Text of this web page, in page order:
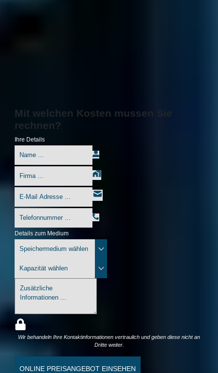
Mit welchen Kosten mussen Sie
rechnen?
Ihre Details
Details zum Medium
Wir behandeln Ihre Kontaktinformationen vertraulich und geben diese nicht an
Dritte weiter.
ONLINE PREISANGEBOT EINSEHEN